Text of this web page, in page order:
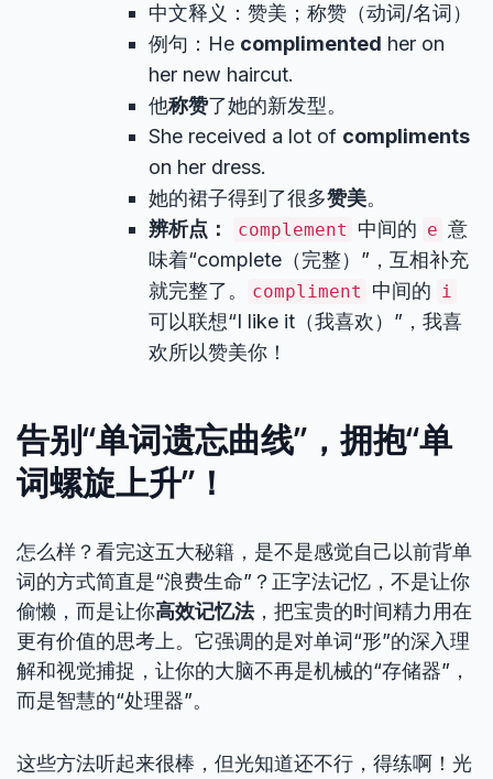
中文释义：赞美；称赞（动词/名词）
例句：He complimented her on
her new haircut.
他称赞了她的新发型。
She received a lot of compliments
on her dress.
她的裙子得到了很多赞美。
辨析点：
complement 中间的 e 意
味着“complete（完整）”，互相补充
就完整了。
compliment 中间的 i
可以联想“I like it（我喜欢）”，我喜
欢所以赞美你！
告别“单词遗忘曲线”，拥抱“单
词螺旋上升”！
怎么样？看完这五大秘籍，是不是感觉自己以前背单
词的方式简直是“浪费生命”？正字法记忆，不是让你
偷懒，而是让你高效记忆法，把宝贵的时间精力用在
更有价值的思考上。它强调的是对单词“形”的深入理
解和视觉捕捉，让你的大脑不再是机械的“存储器”，
而是智慧的“处理器”。
这些方法听起来很棒，但光知道还不行，得练啊！光